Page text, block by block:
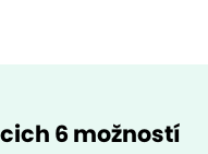
6 možností